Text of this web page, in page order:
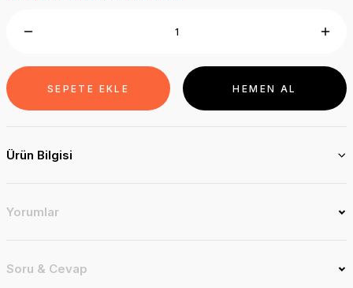
SEPETE EKLE HEMEN AL
Ürün Bilgisi
Yorumlar
Soru & Cevap